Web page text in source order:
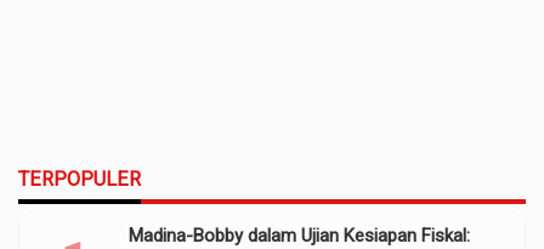
TERPOPULER
Madina-Bobby dalam Ujian Kesiapan Fiskal: